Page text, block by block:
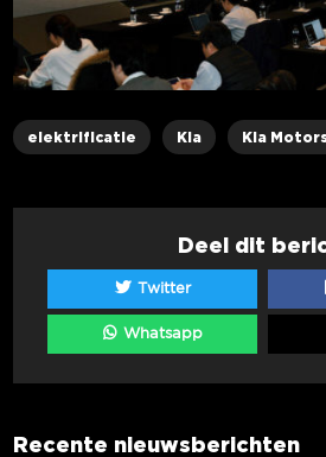
elektrificatie Kia Kia
Deel dit
Twitter
Whatsapp
Recente nieuwsberichten